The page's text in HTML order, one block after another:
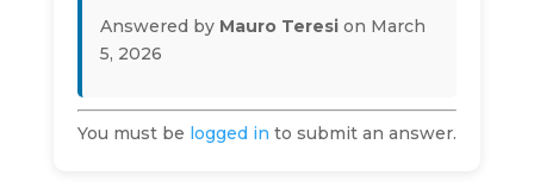
Answered by Mauro Teresion March
5, 2026
You must be logged in to submit an answer.